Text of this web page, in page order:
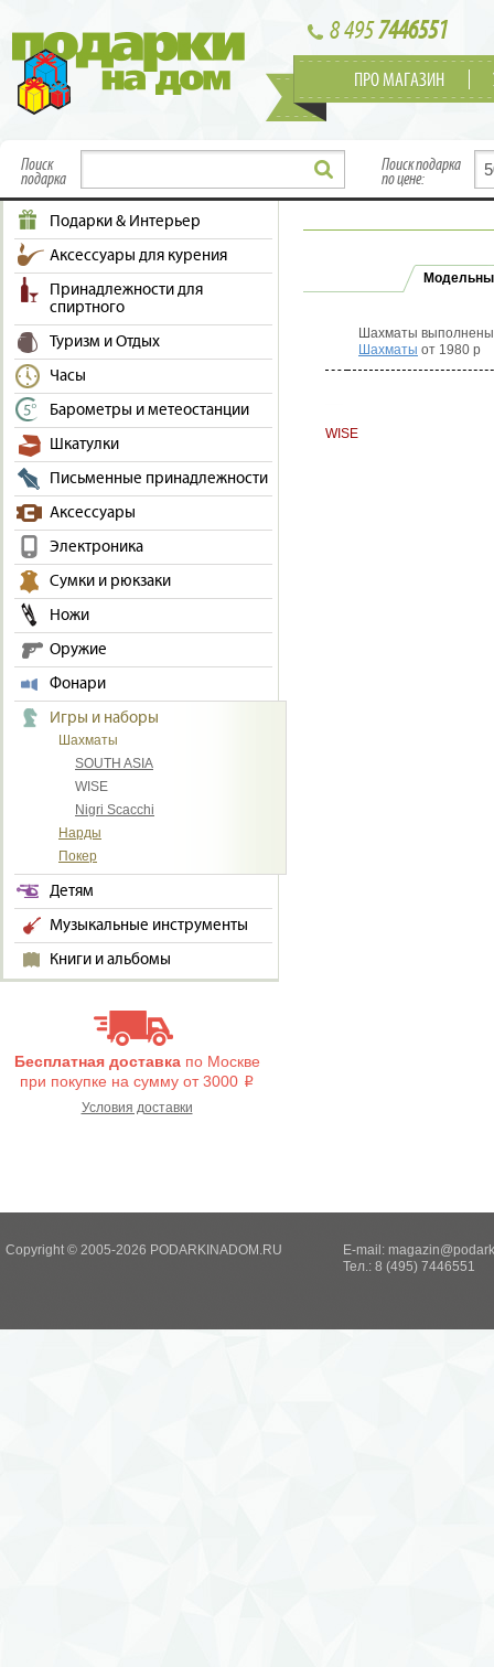
8 4957446551
ПРО МАГАЗИН
Поиск
подарка
Поиск подарка
по цене:
Подарки & Интерьер
Аксессуары для курения
Принадлежности для
спиртного
Туризм и Отдых
Часы
Барометры и метеостанции
Шкатулки
Письменные принадлежности
Аксессуары
Электроника
Сумки и рюкзаки
Ножи
Оружие
Фонари
Игры и наборы
Шахматы
SOUTH ASIA
WISE
Nigri Scacchi
Нарды
Покер
Детям
Музыкальные инструменты
Книги и альбомы
Бесплатная доставкапо Москве
при покупке на сумму от 3000 i
Условия доставки
Шахматы выполнены
Шахматы от 1980 р
WISE
Copyright © 2005-2026 PODARKINADOM.RU E-mail:
Тел.: 8 (495) 7446551